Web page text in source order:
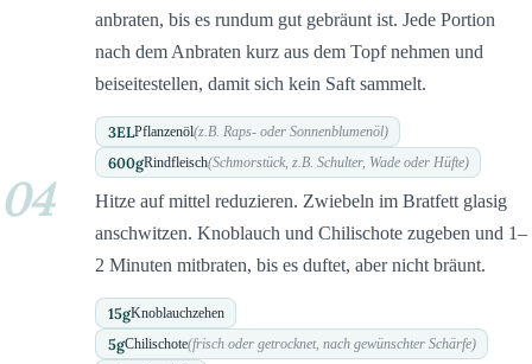
anbraten, bis es rundum gut gebräunt ist. Jede Portion
nach dem Anbraten kurz aus dem Topf nehmen und
beiseitestellen, damit sich kein Saft sammelt.
3ELPflanzenöl(z.B. Raps- oder Sonnenblumenöl)
600gRindfleisch(Schmorstück, z.B. Schulter, Wade oder Hüfte)
04
Hitze auf mittel reduzieren. Zwiebeln im Bratfett glasig
anschwitzen. Knoblauch und Chilischote zugeben und 1–
2 Minuten mitbraten, bis es duftet, aber nicht bräunt.
15gKnoblauchzehen
5gChilischote(frisch oder getrocknet, nach gewünschter Schärfe)